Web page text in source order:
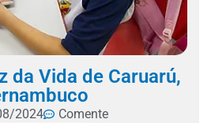
da Vida de Caruarú,
2024 Comente